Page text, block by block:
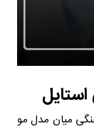
میان مدل مو